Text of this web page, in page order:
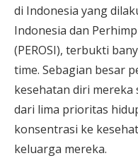
di Indonesia yang
Indonesia dan
(PEROSI), terbukti
time. Sebagian besar
kesehatan diri
dari lima prioritas
konsentrasi ke
keluarga mereka.